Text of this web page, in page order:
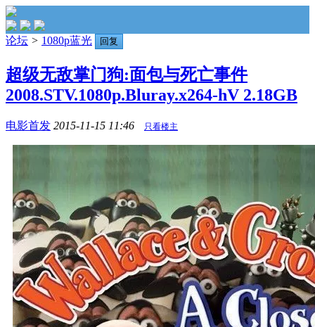
论坛 > 1080p蓝光 回复
超级无敌掌门狗:面包与死亡事件
2008.STV.1080p.Bluray.x264-hV 2.18GB
电影首发 2015-11-15 11:46 只看楼主